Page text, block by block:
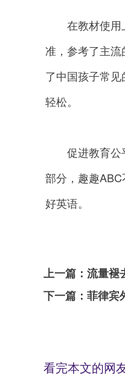
在教材使用上
准，参考了主
了中国孩子常
轻松。
促进教育公平
部分，趣趣
好英语。
上一篇： 流量褪
下一篇： 菲律宾
看完本文的网